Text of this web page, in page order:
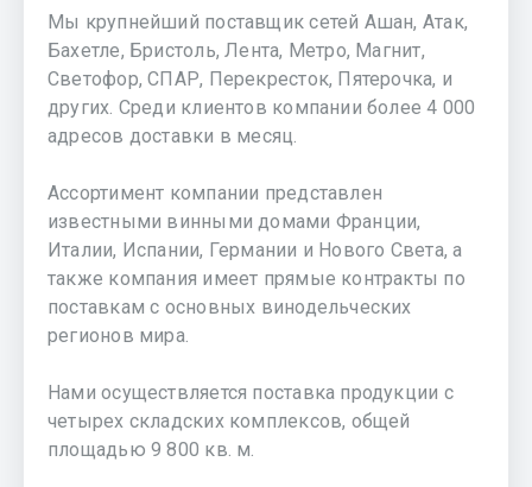
Мы крупнейший поставщик сетей Ашан, Атак,
Бахетле, Бристоль, Лента, Метро, Магнит,
Светофор, СПАР, Перекресток, Пятерочка, и
других. Среди клиентов компании более 4 000
адресов доставки в месяц.
Ассортимент компании представлен
известными винными домами Франции,
Италии, Испании, Германии и Нового Света, а
также компания имеет прямые контракты по
поставкам с основных винодельческих
регионов мира.
Нами осуществляется поставка продукции с
четырех складских комплексов, общей
площадью 9 800 кв. м.